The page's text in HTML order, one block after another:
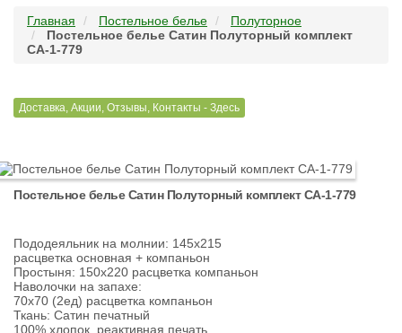
Главная Постельное белье
Полуторное
Постельное белье Сатин Полуторный комплект
CA-1-779
Доставка, Акции, Отзывы, Контакты - Здесь
Постельное белье Сатин Полуторный комплект CA-1-779
Пододеяльник на молнии: 145х215
расцветка основная + компаньон
Простыня: 150х220 расцветка компаньон
Наволочки на запахе:
70х70 (2ед) расцветка компаньон
Ткань: Сатин печатный
100% хлопок, реактивная печать